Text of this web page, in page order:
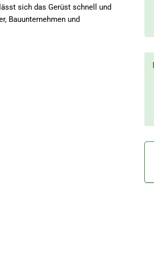
sich das Gerüst schnell und
Bauunternehmen und